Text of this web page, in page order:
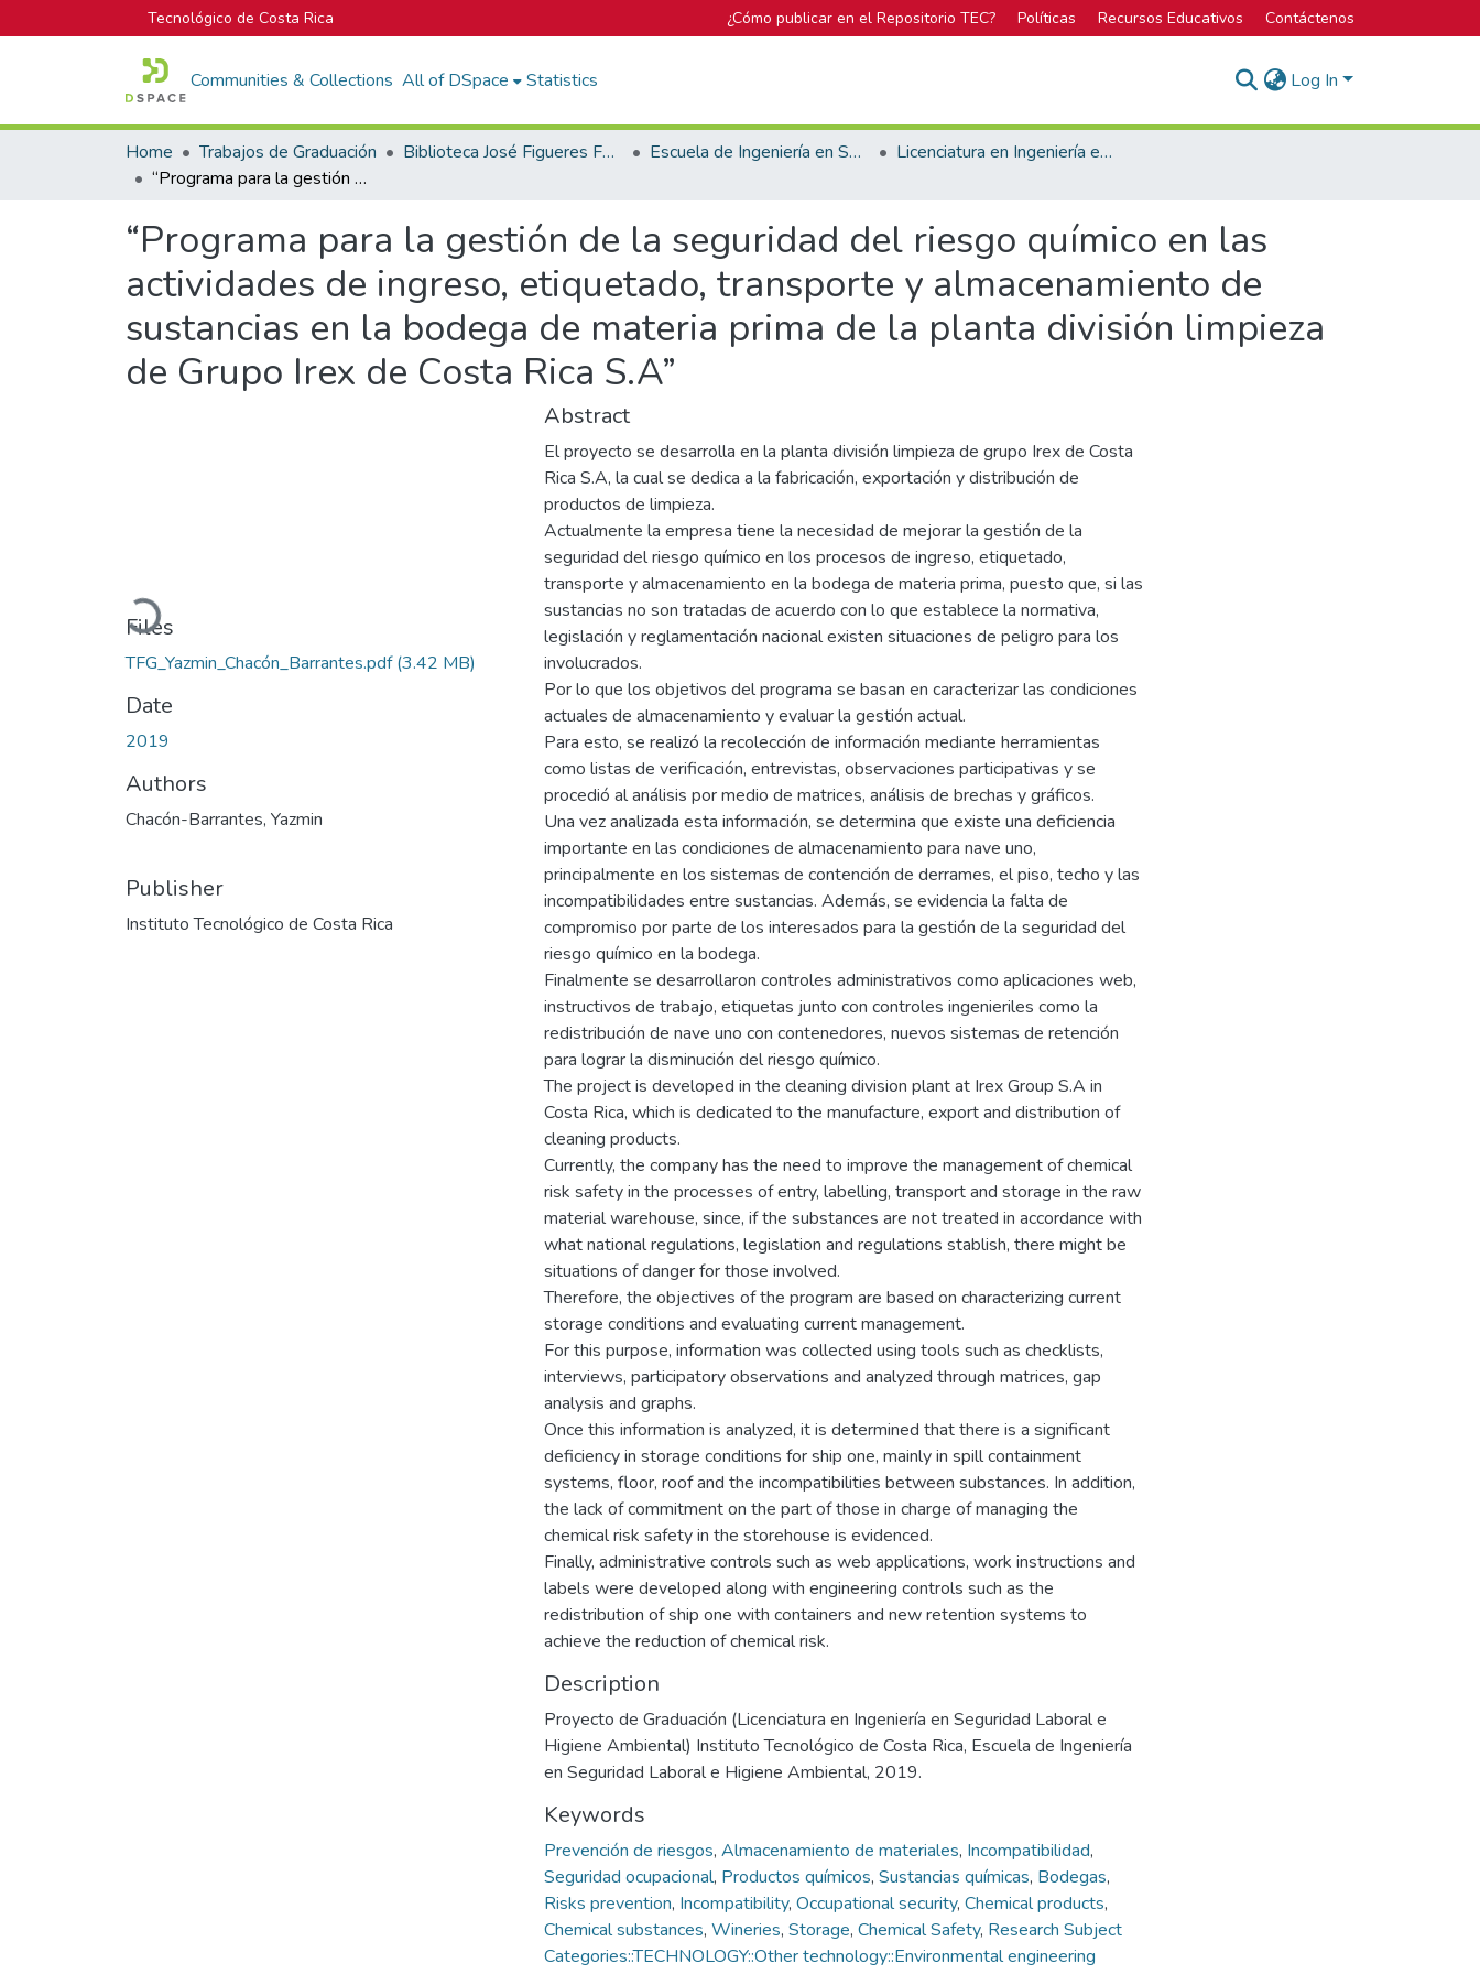
Tecnológico de Costa Rica ¿Cómo publicar en el Repositorio TEC? Políticas Recursos Educativos Contáctenos
Communities & Collections All of DSpace Statistics Log In
Home Trabajos de Graduación Biblioteca José Figueres Ferrer Escuela de Ingeniería en Seguridad Laboral e Higiene Ambiental
Licenciatura en Ingeniería en Seguridad Laboral e Higiene Ambiental
“Programa para la gestión de la seguridad del riesgo químico en las actividades de ingreso, etiquetado, transporte y almacenamiento de sustancias en la bodega de materia prima de la planta división limpieza de Grupo Irex de Costa Rica S.A”
“Programa para la gestión de la seguridad del riesgo químico en las
actividades de ingreso, etiquetado, transporte y almacenamiento de
sustancias en la bodega de materia prima de la planta división limpieza
de Grupo Irex de Costa Rica S.A”
Loading...
Files
TFG_Yazmin_Chacón_Barrantes.pdf(3.42 MB)
Date
2019
Authors
Chacón-Barrantes, Yazmin
Publisher
Instituto Tecnológico de Costa Rica
Abstract
El proyecto se desarrolla en la planta división limpieza de grupo Irex de Costa
Rica S.A, la cual se dedica a la fabricación, exportación y distribución de
productos de limpieza.
Actualmente la empresa tiene la necesidad de mejorar la gestión de la
seguridad del riesgo químico en los procesos de ingreso, etiquetado,
transporte y almacenamiento en la bodega de materia prima, puesto que, si las
sustancias no son tratadas de acuerdo con lo que establece la normativa,
legislación y reglamentación nacional existen situaciones de peligro para los
involucrados.
Por lo que los objetivos del programa se basan en caracterizar las condiciones
actuales de almacenamiento y evaluar la gestión actual.
Para esto, se realizó la recolección de información mediante herramientas
como listas de verificación, entrevistas, observaciones participativas y se
procedió al análisis por medio de matrices, análisis de brechas y gráficos.
Una vez analizada esta información, se determina que existe una deficiencia
importante en las condiciones de almacenamiento para nave uno,
principalmente en los sistemas de contención de derrames, el piso, techo y las
incompatibilidades entre sustancias. Además, se evidencia la falta de
compromiso por parte de los interesados para la gestión de la seguridad del
riesgo químico en la bodega.
Finalmente se desarrollaron controles administrativos como aplicaciones web,
instructivos de trabajo, etiquetas junto con controles ingenieriles como la
redistribución de nave uno con contenedores, nuevos sistemas de retención
para lograr la disminución del riesgo químico.
The project is developed in the cleaning division plant at Irex Group S.A in
Costa Rica, which is dedicated to the manufacture, export and distribution of
cleaning products.
Currently, the company has the need to improve the management of chemical
risk safety in the processes of entry, labelling, transport and storage in the raw
material warehouse, since, if the substances are not treated in accordance with
what national regulations, legislation and regulations stablish, there might be
situations of danger for those involved.
Therefore, the objectives of the program are based on characterizing current
storage conditions and evaluating current management.
For this purpose, information was collected using tools such as checklists,
interviews, participatory observations and analyzed through matrices, gap
analysis and graphs.
Once this information is analyzed, it is determined that there is a significant
deficiency in storage conditions for ship one, mainly in spill containment
systems, floor, roof and the incompatibilities between substances. In addition,
the lack of commitment on the part of those in charge of managing the
chemical risk safety in the storehouse is evidenced.
Finally, administrative controls such as web applications, work instructions and
labels were developed along with engineering controls such as the
redistribution of ship one with containers and new retention systems to
achieve the reduction of chemical risk.
Description
Proyecto de Graduación (Licenciatura en Ingeniería en Seguridad Laboral e
Higiene Ambiental) Instituto Tecnológico de Costa Rica, Escuela de Ingeniería
en Seguridad Laboral e Higiene Ambiental, 2019.
Keywords
Prevención de riesgos, Almacenamiento de materiales, Incompatibilidad,
Seguridad ocupacional, Productos químicos, Sustancias químicas, Bodegas,
Risks prevention, Incompatibility, Occupational security, Chemical products,
Chemical substances, Wineries, Storage, Chemical Safety, Research Subject
Categories::TECHNOLOGY::Other technology::Environmental engineering